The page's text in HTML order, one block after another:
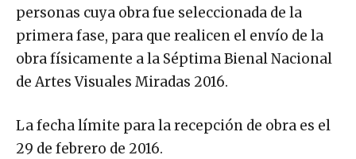
personas cuya obra fue seleccionada de la
primera fase, para que realicen el envío de la
obra físicamente a la Séptima Bienal Nacional
de Artes Visuales Miradas 2016.
La fecha límite para la recepción de obra es el
29 de febrero de 2016.